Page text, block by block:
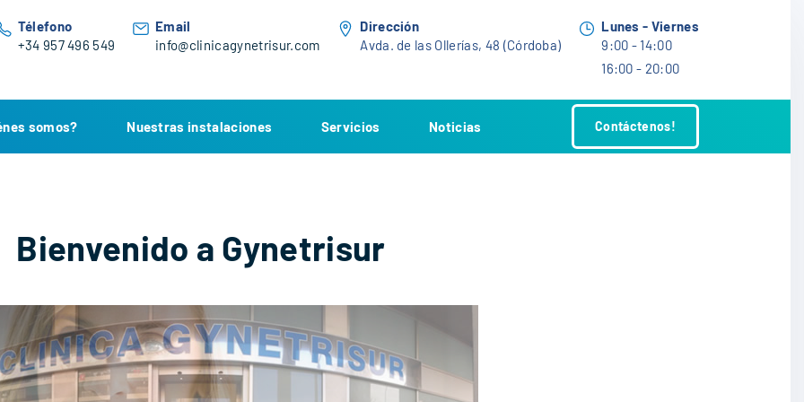
Télefono
+34 957 496 549
Email
info@clinicagynetrisur.com
Dirección
Avda. de las Ollerías, 48 (Córdoba)
Lunes - Viernes
9:00 - 14:00
16:00 - 20:00
somos? Nuestras instalaciones Servicios Noticias Contáctenos!
Bienvenido a Gynetrisur